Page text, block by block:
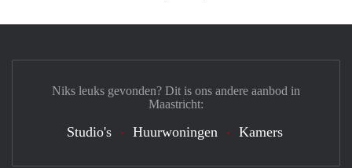
Niks leuks gevonden? Dit is ons andere aanbod in
Maastricht:
Studio's Huurwoningen Kamers